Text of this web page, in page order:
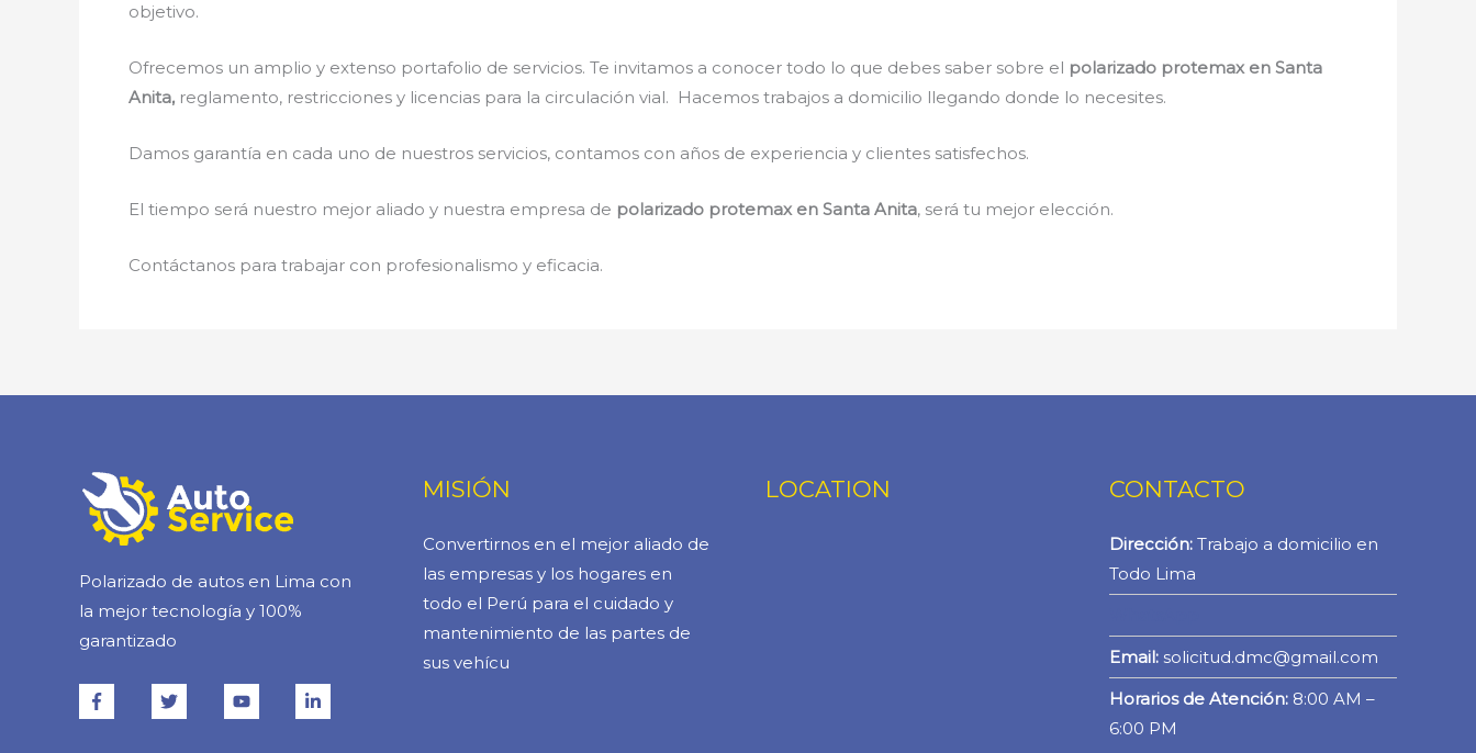
objetivo.
Ofrecemos un amplio y extenso portafolio de servicios. Te invitamos a conocer todo lo que debes saber sobre el polarizado protemax en Santa
Anita, reglamento, restricciones y licencias para la circulación vial. Hacemos trabajos a domicilio llegando donde lo necesites.
Damos garantía en cada uno de nuestros servicios, contamos con años de experiencia y clientes satisfechos.
El tiempo será nuestro mejor aliado y nuestra empresa de polarizado protemax en Santa Anita, será tu mejor elección.
Contáctanos para trabajar con profesionalismo y eficacia.
Polarizado de autos en Lima con
la mejor tecnología y 100%
garantizado
MISIÓN
Convertirnos en el mejor aliado de
las empresas y los hogares en
todo el Perú para el cuidado y
mantenimiento de las partes de
sus vehícu
LOCATION CONTACTO
Dirección:Trabajo a domicilio en
Todo Lima
Email: solicitud.dmc@gmail.com
Horarios de Atención:8:00 AM –
6:00 PM